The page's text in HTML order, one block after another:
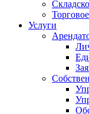
Торговое
Услуги